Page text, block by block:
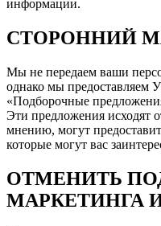
информации.
СТОРОННИЙ
Мы не передаем ваши
однако мы предоставляем
«Подборочные
Эти предложения исходят
мнению, могут
которые могут вас
ОТМЕНИТЬ
МАРКЕТИНГА